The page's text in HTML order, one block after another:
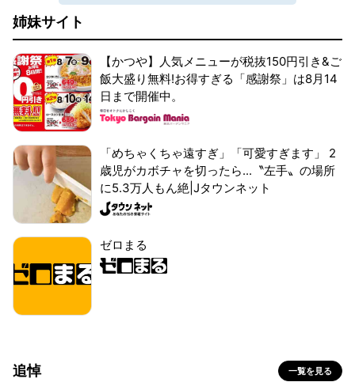
姉妹サイト
【かつや】人気メニューが税抜150円引き&ご
飯大盛り無料!お得すぎる「感謝祭」は8月14
日まで開催中。
「めちゃくちゃ遠すぎ」「可愛すぎます」 2
歳児がカボチャを切ったら...〝左手〟の場所
に5.3万人もん絶|Jタウンネット
ゼロまる
追悼 一覧を見る